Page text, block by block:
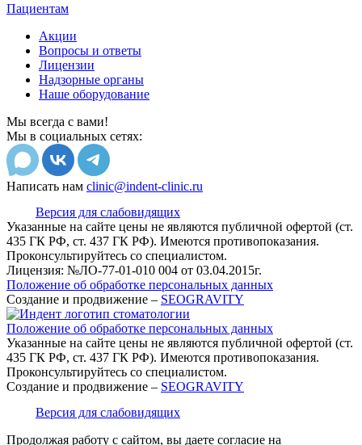
Пациентам
Акции
Вопросы и ответы
Лицензии
Надзорные органы
Наше оборудование
Мы всегда с вами!
Мы в социальных сетях:
Написать нам clinic@indent-clinic.ru
Версия для слабовидящих
Указанные на сайте цены не являются публичной офертой (ст.
435 ГК РФ, cт. 437 ГК РФ). Имеются противопоказания.
Проконсультируйтесь со специалистом.
Лицензия: №ЛО-77-01-010 004 от 03.04.2015г.
Положение об обработке персональных данных
Создание и продвижение – SEOGRAVITY
Положение об обработке персональных данных
Указанные на сайте цены не являются публичной офертой (ст.
435 ГК РФ, cт. 437 ГК РФ). Имеются противопоказания.
Проконсультируйтесь со специалистом.
Создание и продвижение – SEOGRAVITY
Версия для слабовидящих
Продолжая работу с сайтом, вы даете согласие на